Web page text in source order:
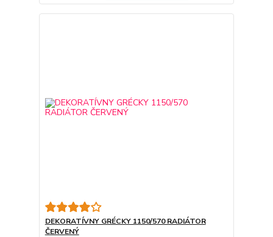
DEKORATÍVNY GRÉCKY 1150/570 RADIÁTOR
ČERVENÝ